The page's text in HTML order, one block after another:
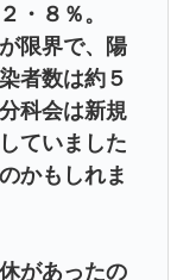
・８％。
限界で、陽
者数は約５
科会は新規
ていました
かもしれま
があったの